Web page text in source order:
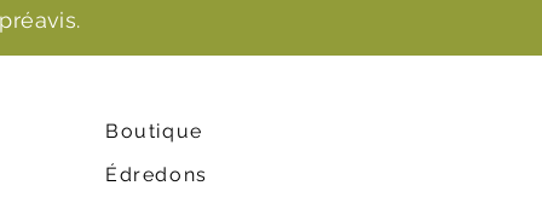
Boutique
Édredons